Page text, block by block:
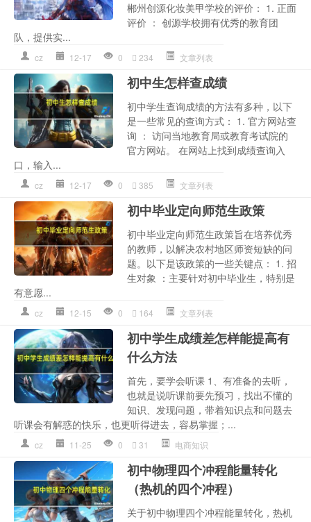
郴州创源化妆美甲学校的评价： 1. 正面
评价 ： 创源学校拥有优秀的教育团
队，提供实...
cz 12-17 0 234 文章列表
初中生怎样查成绩
初中学生查询成绩的方法有多种，以下
是一些常见的查询方式： 1. 官方网站查
询 ： 访问当地教育局或教育考试院的
官方网站。 在网站上找到成绩查询入
口，输入...
cz 12-17 0 385 文章列表
初中毕业定向师范生政策
初中毕业定向师范生政策旨在培养优秀
的教师，以解决农村地区师资短缺的问
题。以下是该政策的一些关键点： 1. 招
生对象 ：主要针对初中毕业生，特别是
有意愿...
cz 12-15 0 164 文章列表
初中学生成绩差怎样能提高有
什么方法
首先，要学会听课 1、有准备的去听，
也就是说听课前要先预习，找出不懂的
知识、发现问题，带着知识点和问题去
听课会有解惑的快乐，也更听得进去，容易掌握；...
cz 11-25 0 31 电商知识
初中物理四个冲程能量转化
（热机的四个冲程）
关于初中物理四个冲程能量转化，热机